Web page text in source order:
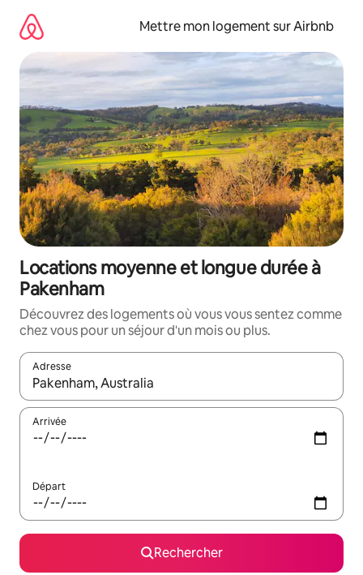
directement
contenu
Mettre mon logement sur Airbnb
Locations moyenne et longue durée à
Pakenham
Découvrez des logements où vous vous sentez comme
chez vous pour un séjour d'un mois ou plus.
Adresse
Lorsque les résultats s'affichent, utilisez les flèches vers le
Arrivée
Départ
Rechercher